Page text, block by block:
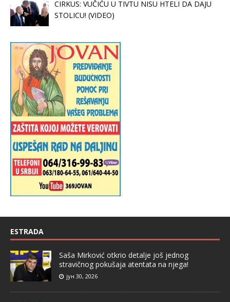
CIRKUS: VUČIĆU U TIVTU NISU HTELI DA DAJU
STOLICU! (VIDEO)
ESTRADA
Saša Mirković otkrio detalje još jednog
stravičnog pokušaja atentata na njega!
јун 30, 2026